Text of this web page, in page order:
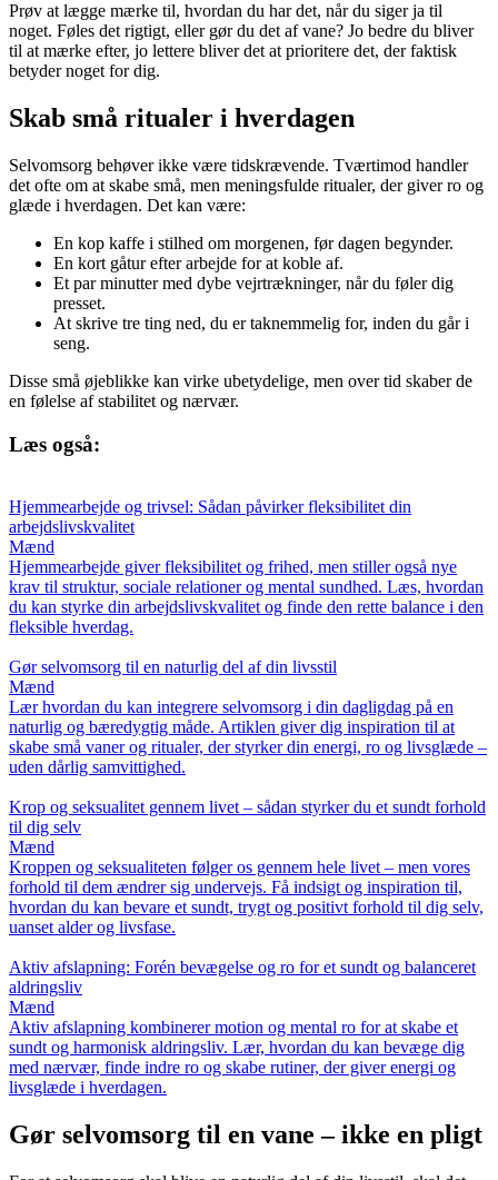
Prøv at lægge mærke til, hvordan du har det, når du siger ja til
noget. Føles det rigtigt, eller gør du det af vane? Jo bedre du bliver
til at mærke efter, jo lettere bliver det at prioritere det, der faktisk
betyder noget for dig.
Skab små ritualer i hverdagen
Selvomsorg behøver ikke være tidskrævende. Tværtimod handler
det ofte om at skabe små, men meningsfulde ritualer, der giver ro og
glæde i hverdagen. Det kan være:
En kop kaffe i stilhed om morgenen, før dagen begynder.
En kort gåtur efter arbejde for at koble af.
Et par minutter med dybe vejrtrækninger, når du føler dig
presset.
At skrive tre ting ned, du er taknemmelig for, inden du går i
seng.
Disse små øjeblikke kan virke ubetydelige, men over tid skaber de
en følelse af stabilitet og nærvær.
Læs også:
Hjemmearbejde og trivsel: Sådan påvirker fleksibilitet din
arbejdslivskvalitet
Mænd
Hjemmearbejde giver fleksibilitet og frihed, men stiller også nye
krav til struktur, sociale relationer og mental sundhed. Læs, hvordan
du kan styrke din arbejdslivskvalitet og finde den rette balance i den
fleksible hverdag.
Gør selvomsorg til en naturlig del af din livsstil
Mænd
Lær hvordan du kan integrere selvomsorg i din dagligdag på en
naturlig og bæredygtig måde. Artiklen giver dig inspiration til at
skabe små vaner og ritualer, der styrker din energi, ro og livsglæde –
uden dårlig samvittighed.
Krop og seksualitet gennem livet – sådan styrker du et sundt forhold
til dig selv
Mænd
Kroppen og seksualiteten følger os gennem hele livet – men vores
forhold til dem ændrer sig undervejs. Få indsigt og inspiration til,
hvordan du kan bevare et sundt, trygt og positivt forhold til dig selv,
uanset alder og livsfase.
Aktiv afslapning: Forén bevægelse og ro for et sundt og balanceret
aldringsliv
Mænd
Aktiv afslapning kombinerer motion og mental ro for at skabe et
sundt og harmonisk aldringsliv. Lær, hvordan du kan bevæge dig
med nærvær, finde indre ro og skabe rutiner, der giver energi og
livsglæde i hverdagen.
Gør selvomsorg til en vane – ikke en pligt